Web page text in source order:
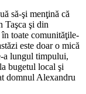
să-şi menţină că
Taşca şi din
toate comunităţile-
este doar o mică
a lungul timpului,
bugetul local şi
domnul Alexandru